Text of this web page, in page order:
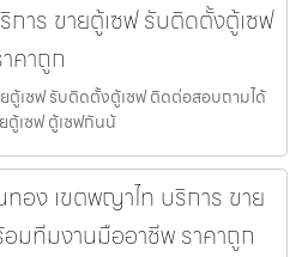
การ ขายตู้เซฟ รับติดตั้งตู้เซฟ
คาถูก
ตู้เซฟ รับติดตั้งตู้เซฟ ติดต่อสอบถามได้
ตู้เซฟ ตู้เซฟกันน้
อง เขตพญาไท บริการ ขาย
มทีมงานมืออาชีพ ราคาถูก